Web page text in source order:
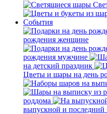
События
рождения женщине
рождения мужчине
на детский праздник
Цветы и шары на день
роддома
выпускной и последний